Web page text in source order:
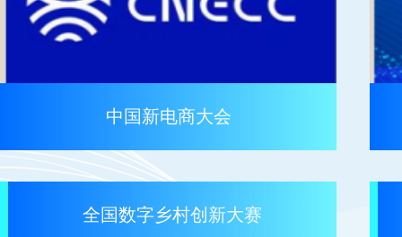
中国新电商大会
全国数字乡村创新大赛